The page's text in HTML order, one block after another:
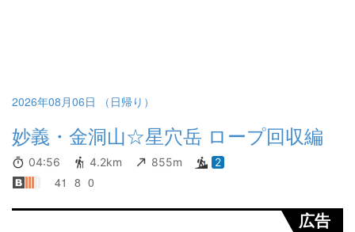
2026年08月06日 （日帰り）
妙義・金洞山☆星穴岳 ロープ回収編
04:56 4.2km 855m 2
41 8 0
広告